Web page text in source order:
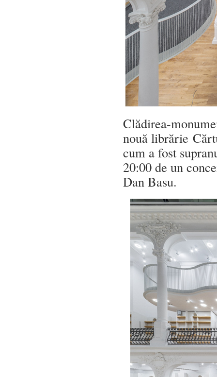
Clădirea-
nouă librărie
cum a fost
20:00 de un
Dan Basu.